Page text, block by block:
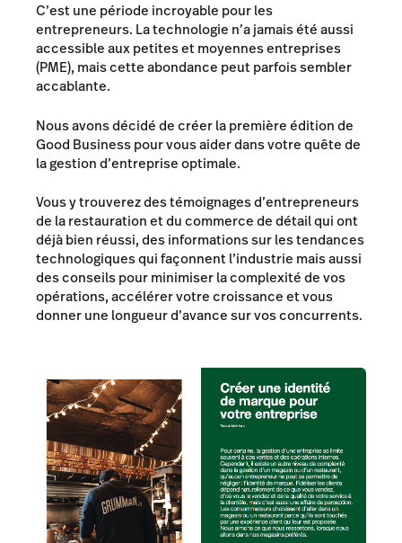
C’est une période incroyable pour les
entrepreneurs. La technologie n’a jamais été aussi
accessible aux petites et moyennes entreprises
(PME), mais cette abondance peut parfois sembler
accablante.
Nous avons décidé de créer la première édition de
Good Business pour vous aider dans votre quête de
la gestion d’entreprise optimale.
Vous y trouverez des témoignages d’entrepreneurs
de la restauration et du commerce de détail qui ont
déjà bien réussi, des informations sur les tendances
technologiques qui façonnent l’industrie mais aussi
des conseils pour minimiser la complexité de vos
opérations, accélérer votre croissance et vous
donner une longueur d’avance sur vos concurrents.